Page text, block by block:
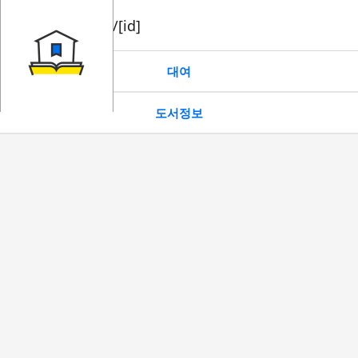
book/rent/[id]
대여
도서정보